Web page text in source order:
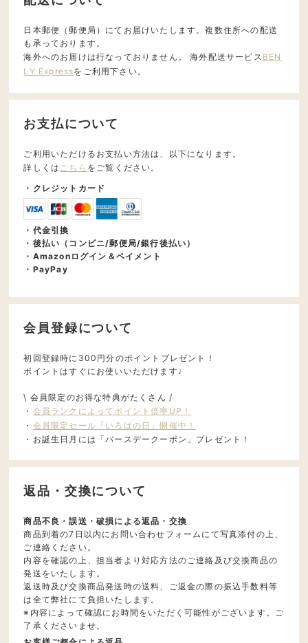
日本郵便（郵便局）にてお届けいたします。複数住所への配送
も承っております。
海外へのお届けは行なっておりません。 海外配送サービス BEN
LY Expressをご利用下さい。
お支払について
ご利用いただけるお支払い方法は、以下になります。
詳しくは こちら をご覧ください。
・クレジットカード
・代金引換
・後払い（コンビニ/郵便局/銀行後払い）
・Amazonログイン＆ペイメント
・PayPay
会員登録について
初回登録時に300円分のポイントプレゼント！
ポイントはすぐにお使いいただけます♩
\ 会員限定のお得な特典がたくさん /
・ 会員ランクによってポイント倍率UP！
・ 会員限定セール「いろはの日」開催中！
・お誕生日月には「バースデークーポン」プレゼント！
返品・交換について
商品不良・誤送・破損による返品・交換
商品到着の7日以内にお問い合わせフォームにて写真添付の上、
ご連絡ください。
内容を確認の上、担当者より対応方法のご連絡及び交換商品の
発送をいたします。
返送時及び交換商品発送時の送料、ご返金の際の振込手数料等
は全て弊社にて負担いたします。
※内容によって確認にお時間をいただく可能性がございます。ご
了承くださいませ。